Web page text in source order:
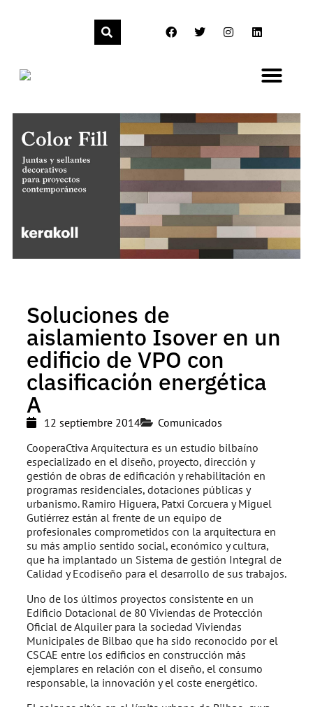
Soluciones de
aislamiento Isover en un
edificio de VPO con
clasificación energética
A
12 septiembre 2014
Comunicados
CooperaCtiva Arquitectura es un estudio bilbaíno
especializado en el diseño, proyecto, dirección y
gestión de obras de edificación y rehabilitación en
programas residenciales, dotaciones públicas y
urbanismo. Ramiro Higuera, Patxi Corcuera y Miguel
Gutiérrez están al frente de un equipo de
profesionales comprometidos con la arquitectura en
su más amplio sentido social, económico y cultura,
que ha implantado un Sistema de gestión Integral de
Calidad y Ecodiseño para el desarrollo de sus trabajos.
Uno de los últimos proyectos consistente en un
Edificio Dotacional de 80 Viviendas de Protección
Oficial de Alquiler para la sociedad Viviendas
Municipales de Bilbao que ha sido reconocido por el
CSCAE entre los edificios en construcción más
ejemplares en relación con el diseño, el consumo
responsable, la innovación y el coste energético.